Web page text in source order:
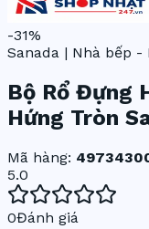
-31%
Sanada | Nhà bếp
Bộ Rổ Đựng
Hứng Tròn
Mã hàng:
5.0
0Đánh giá